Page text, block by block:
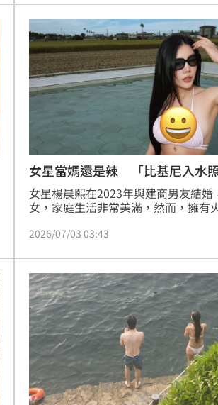
女星當媽還是辣 「比基尼入水
女星楊晨熙在2023年與建商男友結婚
女，家庭生活非常美滿，然而，擁有
尼的模樣，傲人曲線讓網友大飽眼福
2026/07/03 03:43